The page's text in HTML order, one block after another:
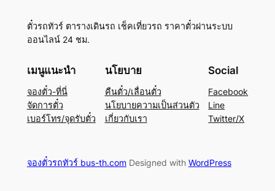
ตั๋วรถทัวร์ ตารางเดินรถ เช็คเที่ยวรถ ราคาตั๋วผ่านระบบ
ออนไลน์ 24 ชม.
เมนูแนะนำ
จองตั๋ว-ที่นี่
จัดการตั๋ว
เบอร์โทร/จุดรับตั๋ว
นโยบาย
คืนตั๋ว/เลื่อนตั๋ว
นโยบายความเป็นส่วนตัว
เกี่ยวกับเรา
Social
Facebook
Line
Twitter/X
จองตั๋วรถทัวร์ bus-th.comDesigned with WordPress